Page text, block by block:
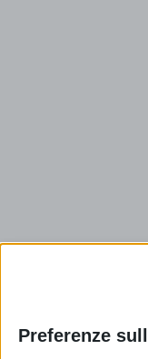
CALENDARIO
Non ci sono eventi
Preferenze